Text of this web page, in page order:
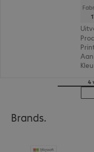
4
Brands.